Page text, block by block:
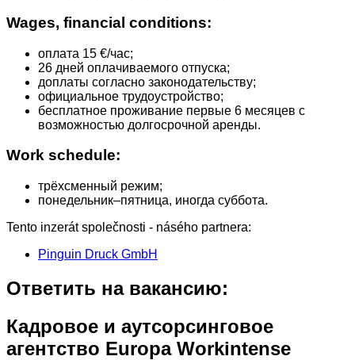
Wages, financial conditions:
оплата 15 €/час;
26 дней оплачиваемого отпуска;
доплаты согласно законодательству;
официальное трудоустройство;
бесплатное проживание первые 6 месяцев с
возможностью долгосрочной аренды.
Work schedule:
трёхсменный режим;
понедельник–пятница, иногда суббота.
Tento inzerát společnosti - násého partnera:
Pinguin Druck GmbH
Ответить на вакансию:
Кадровое и аутсорсинговое
агентство Europa Workintense